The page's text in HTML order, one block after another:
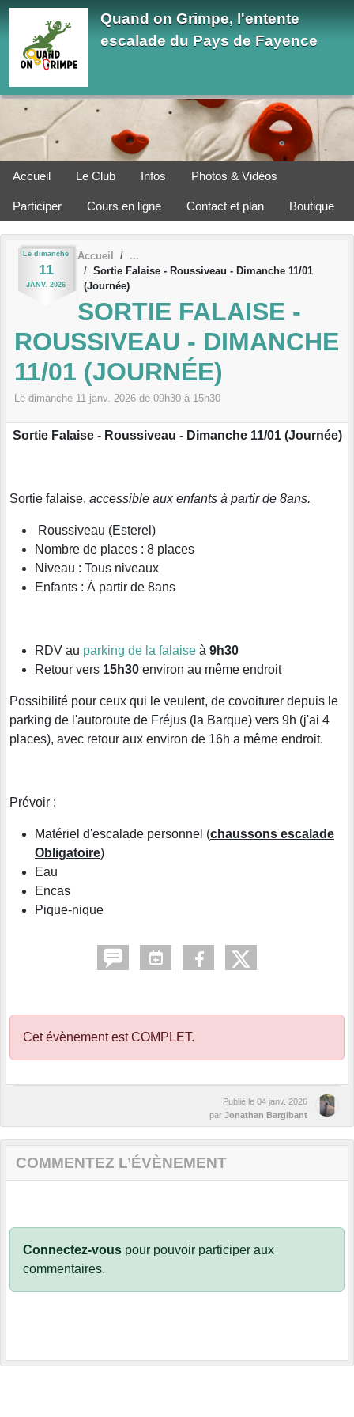
Quand on Grimpe, l'entente
escalade du Pays de Fayence
Accueil Le Club Infos Photos & Vidéos
Participer Cours en ligne Contact et plan Boutique
Le dimanche
11
JANV. 2026
Accueil
Sortie Falaise - Roussiveau - Dimanche 11/01
(Journée)
SORTIE FALAISE -
ROUSSIVEAU - DIMANCHE
11/01 (JOURNÉE)
Le dimanche 11 janv. 2026 de 09h30 à 15h30
Sortie Falaise - Roussiveau - Dimanche 11/01 (Journée)
Sortie falaise, accessible aux enfants à partir de 8ans.
Roussiveau (Esterel)
Nombre de places : 8 places
Niveau : Tous niveaux
Enfants : À partir de 8ans
RDV au parking de la falaise à 9h30
Retour vers 15h30 environ au même endroit
Possibilité pour ceux qui le veulent, de covoiturer depuis le
parking de l'autoroute de Fréjus (la Barque) vers 9h (j'ai 4
places), avec retour aux environ de 16h a même endroit.
Prévoir :
Matériel d'escalade personnel (chaussons escalade
Obligatoire)
Eau
Encas
Pique-nique
Cet évènement estCOMPLET.
Publié le 04 janv. 2026
par Jonathan Bargibant
COMMENTEZ L’ÉVÈNEMENT
Connectez-vous pour pouvoir participer aux
commentaires.
Panneau de gestion des cookies